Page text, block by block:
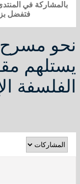
بالمشاركة في
فتفضل
نحو
يستلهم
الفلسفة